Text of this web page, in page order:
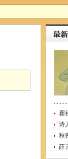
瞿
诗
秋
薛